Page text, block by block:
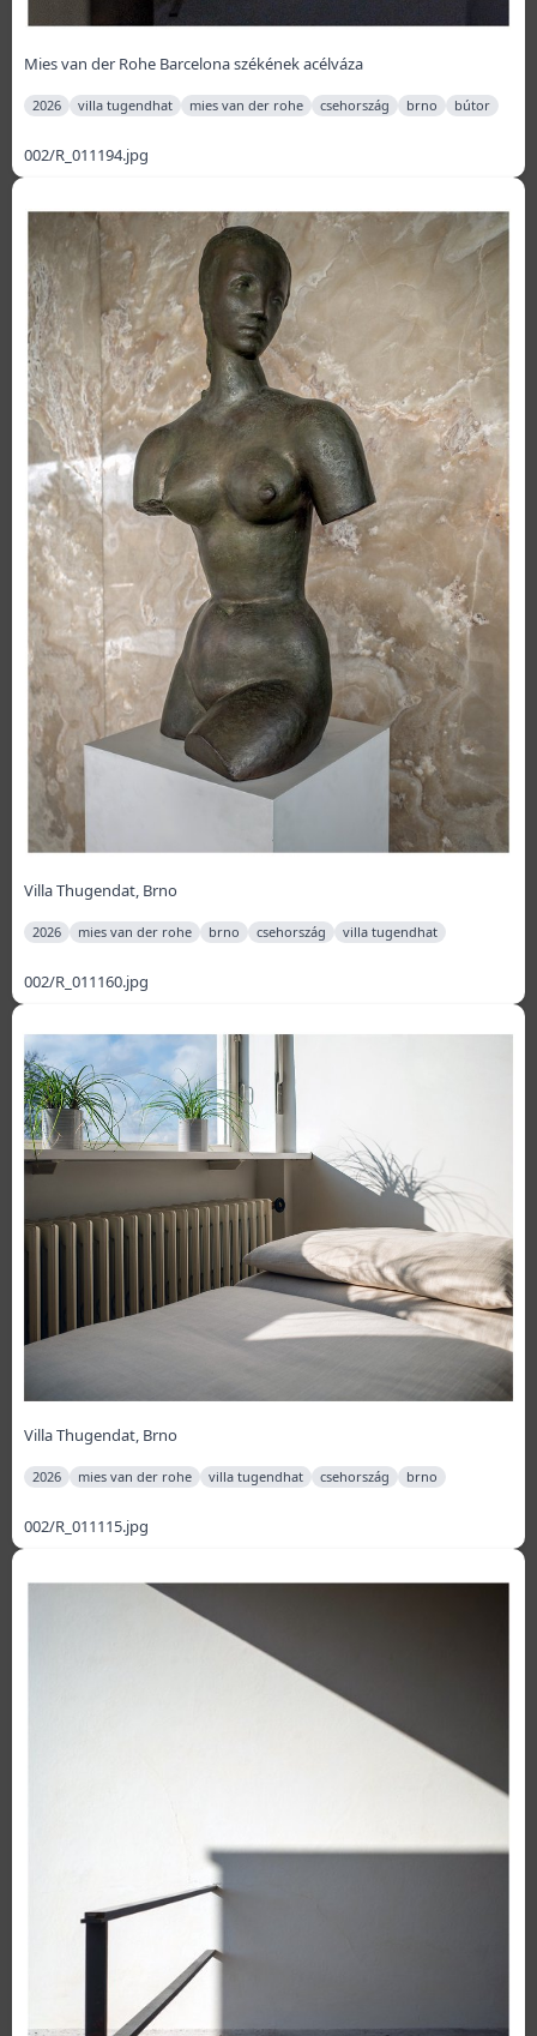
Mies van der Rohe Barcelona székének acélváza
2026 villa tugendhat mies van der rohe csehország brno bútor
002/R_011194.jpg
Villa Thugendat, Brno
2026 mies van der rohe brno csehország villa tugendhat
002/R_011160.jpg
Villa Thugendat, Brno
2026 mies van der rohe villa tugendhat csehország brno
002/R_011115.jpg